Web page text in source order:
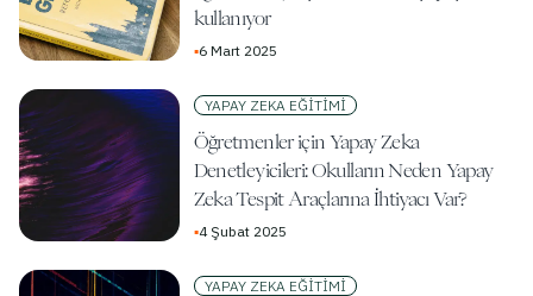
kullanıyor
▪6 Mart 2025
YAPAY ZEKA EĞITIMI
Öğretmenler için Yapay Zeka
Denetleyicileri: Okulların Neden Yapay
Zeka Tespit Araçlarına İhtiyacı Var?
▪4 Şubat 2025
YAPAY ZEKA EĞITIMI